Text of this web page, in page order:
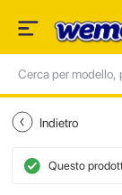
Indietro
Questo